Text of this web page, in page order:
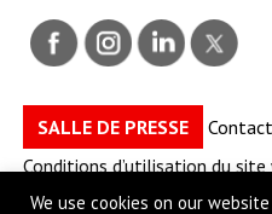
SALLE DE PRESSE
Conditions d’utilisation du site
D’utilisation de l’image et de
We use cookies on our